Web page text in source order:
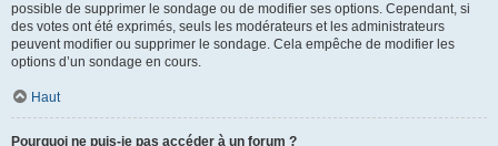
possible de supprimer le sondage ou de modifier ses options. Cependant, si
des votes ont été exprimés, seuls les modérateurs et les administrateurs
peuvent modifier ou supprimer le sondage. Cela empêche de modifier les
options d’un sondage en cours.
Haut
Pourquoi ne puis-je pas accéder à un forum ?